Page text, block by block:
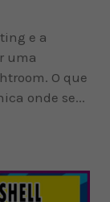
e a
uma
O que
onde se...